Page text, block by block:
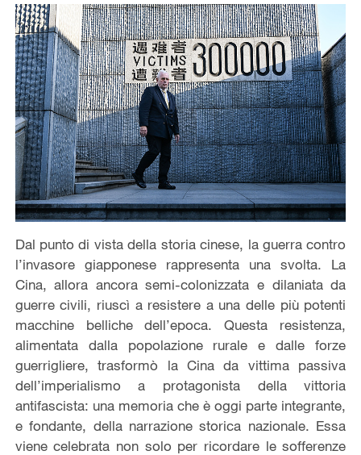
Dal punto di vista della storia cinese, la guerra contro
l’invasore giapponese rappresenta una svolta. La
Cina, allora ancora semi-colonizzata e dilaniata da
guerre civili, riuscì a resistere a una delle più potenti
macchine belliche dell’epoca. Questa resistenza,
alimentata dalla popolazione rurale e dalle forze
guerrigliere, trasformò la Cina da vittima passiva
dell’imperialismo a protagonista della vittoria
antifascista: una memoria che è oggi parte integrante,
e fondante, della narrazione storica nazionale. Essa
viene celebrata non solo per ricordare le sofferenze